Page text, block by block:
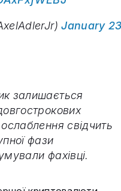
January
залишається
свідчить
фази
фахівці.